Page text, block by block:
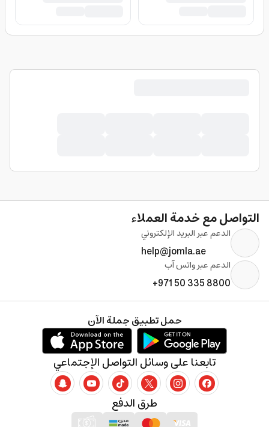
التواصل مع خدمة العملاء
الدعم عبر البريد الإلكتروني
help@jomla.ae
الدعم عبر واتس آب
+971 50 335 8800
طرق الدفع
تابعنا على وسائل التواصل الإجتماعي
حمل تطبيق جملة الآن